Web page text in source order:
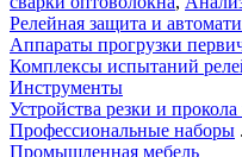
Релейная защита и
Аппараты прогрузки
Комплексы испытаний
Инструменты
Устройства резки и прокола
Профессиональные наборы
Промышленная мебель